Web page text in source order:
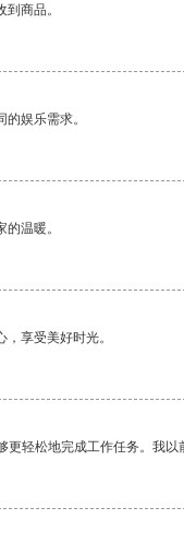
商品。
娱乐需求。
温暖。
享受美好时光。
轻松地完成工作任务。我